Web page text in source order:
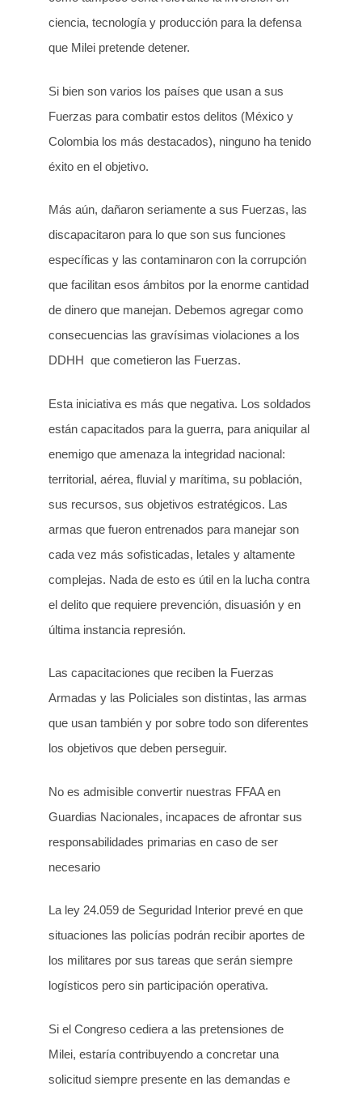
ciencia, tecnología y producción para la defensa
que Milei pretende detener.
Si bien son varios los países que usan a sus
Fuerzas para combatir estos delitos (México y
Colombia los más destacados), ninguno ha tenido
éxito en el objetivo.
Más aún, dañaron seriamente a sus Fuerzas, las
discapacitaron para lo que son sus funciones
específicas y las contaminaron con la corrupción
que facilitan esos ámbitos por la enorme cantidad
de dinero que manejan. Debemos agregar como
consecuencias las gravísimas violaciones a los
DDHH que cometieron las Fuerzas.
Esta iniciativa es más que negativa. Los soldados
están capacitados para la guerra, para aniquilar al
enemigo que amenaza la integridad nacional:
territorial, aérea, fluvial y marítima, su población,
sus recursos, sus objetivos estratégicos. Las
armas que fueron entrenados para manejar son
cada vez más sofisticadas, letales y altamente
complejas. Nada de esto es útil en la lucha contra
el delito que requiere prevención, disuasión y en
última instancia represión.
Las capacitaciones que reciben la Fuerzas
Armadas y las Policiales son distintas, las armas
que usan también y por sobre todo son diferentes
los objetivos que deben perseguir.
No es admisible convertir nuestras FFAA en
Guardias Nacionales, incapaces de afrontar sus
responsabilidades primarias en caso de ser
necesario
La ley 24.059 de Seguridad Interior prevé en que
situaciones las policías podrán recibir aportes de
los militares por sus tareas que serán siempre
logísticos pero sin participación operativa.
Si el Congreso cediera a las pretensiones de
Milei, estaría contribuyendo a concretar una
solicitud siempre presente en las demandas e